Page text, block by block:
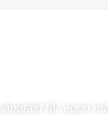
får egen